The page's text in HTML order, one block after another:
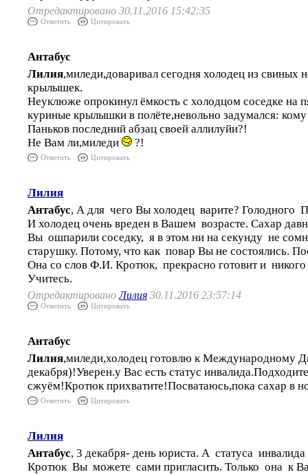
Отредактировано 30.11.2016 15:42:35
Ответить Цитировать
Антабус
Лилия,миледи,доваривал сегодня холодец из свиных
крылышек.
Неуклюже опрокинул ёмкость с холодцом соседке на
куриные крылышки в полёте,невольно задумался:
Паньков последний абзац своей аллилуйи?!
Не Вам ли,миледи
?!
Ответить Цитировать
Лилия
Антабус, А для чего Вы холодец варите? Голодного
И холодец очень вреден в Вашем возрасте. Сахар
Вы ошпарили соседку, я в этом ни на секунду не
старушку. Потому, что как повар Вы не состоялись.
Она со слов Ф.И. Кротюк, прекрасно готовит и
Учитесь.
ОтредактированоЛилия 30.11.2016 23:57:14
Ответить Цитировать
Антабус
Лилия,миледи,холодец готовлю к Международному
декабря)!Уверен.у Вас есть статус
сжуём!Кротюк прихватите!Посватаюсь,пока сахар в
Ответить Цитировать
Лилия
Антабус, 3 декабря- день юриста. А статуса
Кротюк Вы можете сами пригласить. Только она к